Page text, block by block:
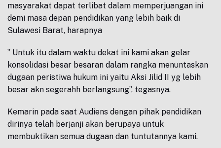
masyarakat dapat terlibat dalam memperjuangan ini
demi masa depan pendidikan yang lebih baik di
Sulawesi Barat, harapnya
” Untuk itu dalam waktu dekat ini kami akan gelar
konsolidasi besar besaran dalam rangka menuntaskan
dugaan peristiwa hukum ini yaitu Aksi Jilid II yg lebih
besar akn segerahh berlangsung”, tegasnya.
Kemarin pada saat Audiens dengan pihak pendidikan
dirinya telah berjanji akan berupaya untuk
membuktikan semua dugaan dan tuntutannya kami.